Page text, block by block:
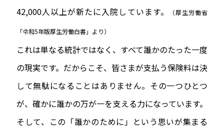
42,000人以上が新たに入院しています。
（厚生労働省
「令和5年版厚生労働白書」より）
これは単なる統計ではなく、すべて誰かのたった一度
の現実です。だからこそ、皆さまが支払う保険料は決
して無駄になることはありません。その一つひとつ
が、確かに誰かの万が一を支える力になっています。
そして、この「誰かのために」という思いが集まる